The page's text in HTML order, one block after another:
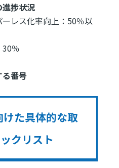
捗状況
レス化率向上：50％以
％
る番号
た具体的な取
クリスト